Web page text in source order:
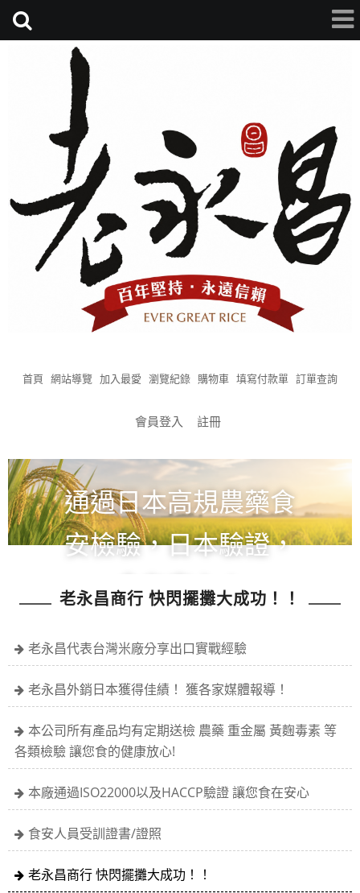
首頁 網站導覽 加入最愛 瀏覽紀錄 購物車 填寫付款單 訂單查詢
會員登入 註冊
通過日本高規農藥食
安檢驗，日本驗證，
食在安心！
全館滿1200免運!!!
老永昌商行 快閃擺攤大成功！！
老永昌代表台灣米廠分享出口實戰經驗
老永昌外銷日本獲得佳績！ 獲各家媒體報導！
本公司所有產品均有定期送檢 農藥 重金屬 黃麴毒素 等
各類檢驗 讓您食的健康放心!
本廠通過ISO22000以及HACCP驗證 讓您食在安心
食安人員受訓證書/證照
老永昌商行 快閃擺攤大成功！！